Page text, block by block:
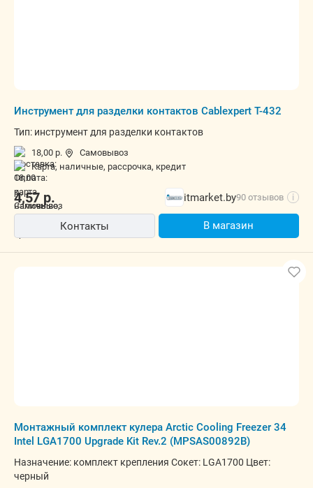
Инструмент для разделки контактов Cablexpert T-432
Тип: инструмент для разделки контактов
18,00 р.
Самовывоз
карта, наличные, рассрочка, кредит
4,57 р. itmarket.by90 отзывов i
Контакты В магазин
Монтажный комплект кулера Arctic Cooling Freezer 34
Intel LGA1700 Upgrade Kit Rev.2 (MPSAS00892B)
Назначение: комплект крепления Сокет: LGA1700 Цвет:
черный